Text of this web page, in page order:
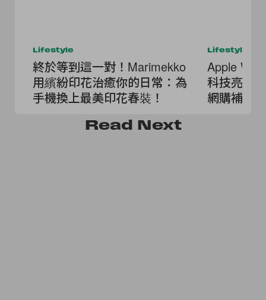
Lifestyle
終於等到這一對！Marimekko
用繽紛印花治癒你的日常：為
手機換上最美印花春裝！
Lifestyle
Apple
科技亮點
網購補貨
Read Next